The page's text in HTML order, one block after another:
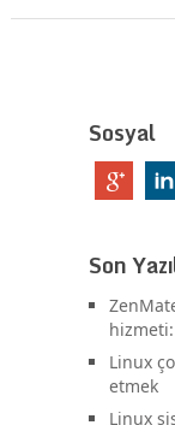
Sosyal
Son
Linux
etmek
Linux